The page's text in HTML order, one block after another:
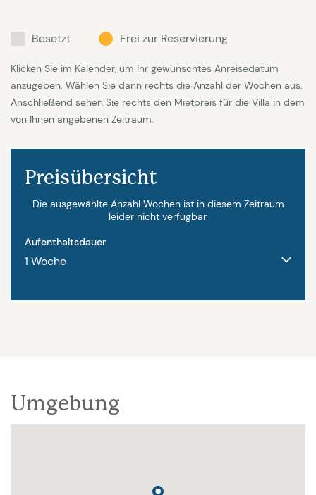
Besetzt Frei zur Reservierung
Klicken Sie im Kalender, um Ihr gewünschtes Anreisedatum
anzugeben. Wählen Sie dann rechts die Anzahl der Wochen aus.
Anschließend sehen Sie rechts den Mietpreis für die Villa in dem
von Ihnen angebenen Zeitraum.
Preisübersicht
Die ausgewählte Anzahl Wochen ist in diesem Zeitraum
leider nicht verfügbar.
Aufenthaltsdauer
Umgebung